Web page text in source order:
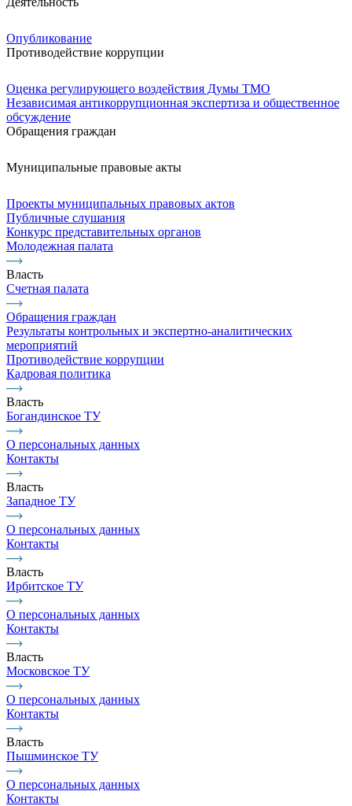
Опубликование
Противодействие коррупции
Оценка регулирующего воздействия Думы ТМО
Независимая антикоррупционная экспертиза и общественное
обсуждение
Обращения граждан
Муниципальные правовые акты
Проекты муниципальных правовых актов
Публичные слушания
Конкурс представительных органов
Молодежная палата
Власть
Счетная палата
Обращения граждан
Результаты контрольных и экспертно-аналитических
мероприятий
Противодействие коррупции
Кадровая политика
Власть
Богандинское ТУ
О персональных данных
Контакты
Власть
Западное ТУ
О персональных данных
Контакты
Власть
Ирбитское ТУ
О персональных данных
Контакты
Власть
Московское ТУ
О персональных данных
Контакты
Власть
Пышминское ТУ
О персональных данных
Контакты